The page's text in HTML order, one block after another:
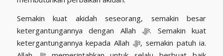
Semakin kuat akidah seseorang, semakin besar
ketergantungannya dengan Allah ﷻ. Semakin kuat
ketergantungannya kepada Allah ﷻ, semakin patuh ia.